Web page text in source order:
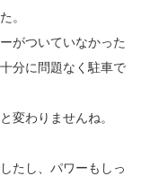
。
がついていなかった
分に問題なく駐車で
変わりませんね。
たし、パワーもしっ